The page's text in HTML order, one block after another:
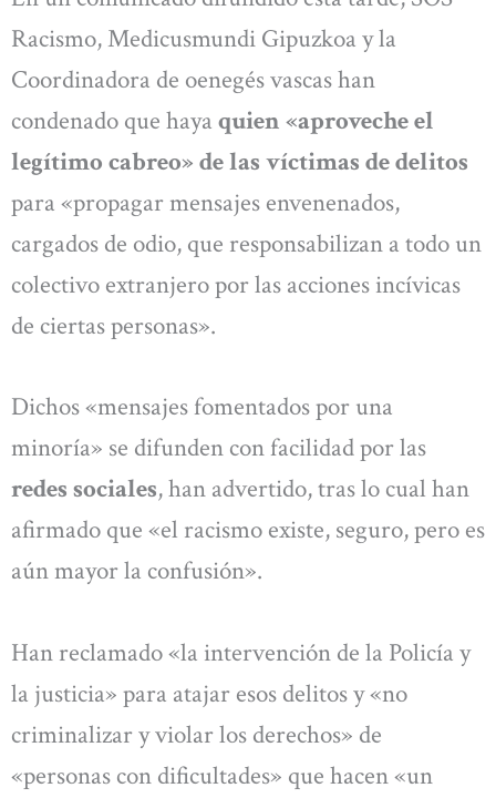
Racismo, Medicusmundi Gipuzkoa y la
Coordinadora de oenegés vascas han
condenado que haya quien «aproveche el
legítimo cabreo» de las víctimas de delitos
para «propagar mensajes envenenados,
cargados de odio, que responsabilizan a todo un
colectivo extranjero por las acciones incívicas
de ciertas personas».
Dichos «mensajes fomentados por una
minoría» se difunden con facilidad por las
redes sociales, han advertido, tras lo cual han
afirmado que «el racismo existe, seguro, pero es
aún mayor la confusión».
Han reclamado «la intervención de la Policía y
la justicia» para atajar esos delitos y «no
criminalizar y violar los derechos» de
«personas con dificultades» que hacen «un